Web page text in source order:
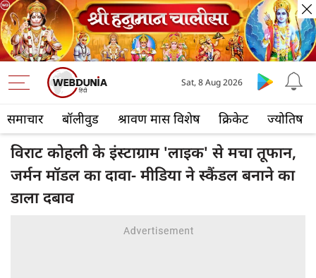
समाचार बॉलीवुड श्रावण मास विशेष क्रिकेट ज्योतिष
Sat, 8 Aug 2026
विराट कोहली के इंस्टाग्राम 'लाइक' से मचा तूफान,
जर्मन मॉडल का दावा- मीडिया ने स्कैंडल बनाने का
डाला दबाव